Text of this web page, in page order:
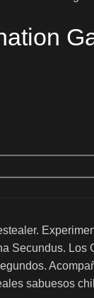
Secundus.
sabuesos